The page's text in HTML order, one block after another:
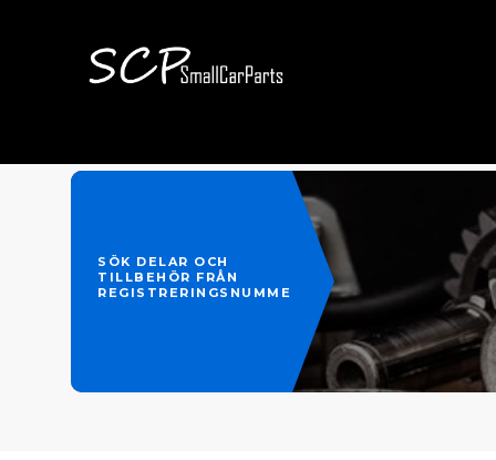
SÖK DELAR OCH
TILLBEHÖR FRÅN
REGISTRERINGSNUMMER